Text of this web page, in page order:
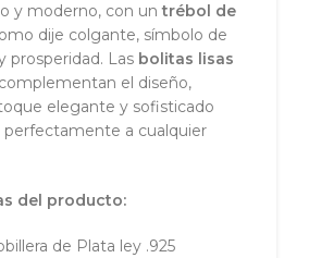
y moderno, con untrébol de
dije colgante, símbolo de
prosperidad. Las bolitas lisas
el diseño,
elegante y sofisticado
perfectamente a cualquier
del producto:
de Plata ley .925